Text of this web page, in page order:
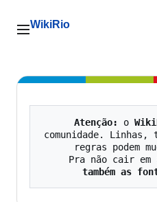
Menu principal
WikiRio
Atenção: o
comunidade.
regras podem
Pra não cair
também as